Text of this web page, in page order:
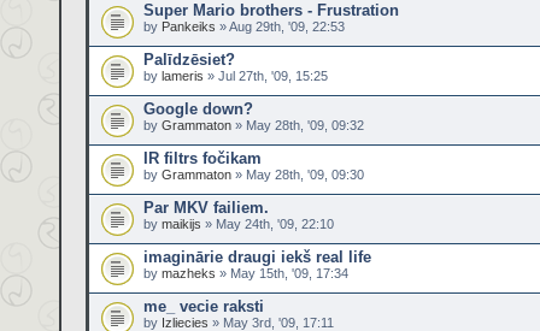
Super Mario brothers - Frustration
by Pankeiks » Aug 29th, '09, 22:53
Palīdzēsiet?
by lameris » Jul 27th, '09, 15:25
Google down?
by Grammaton » May 28th, '09, 09:32
IR filtrs fočikam
by Grammaton » May 28th, '09, 09:30
Par MKV failiem.
by maikijs » May 24th, '09, 22:10
imaginārie draugi iekš real life
by mazheks » May 15th, '09, 17:34
me_ vecie raksti
by Izliecies » May 3rd, '09, 17:11